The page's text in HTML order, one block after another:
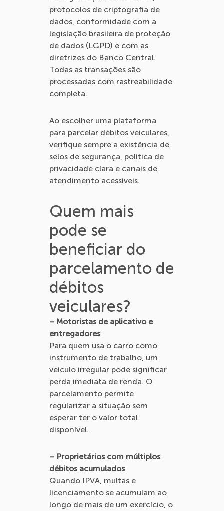
protocolos de criptografia de
dados, conformidade com a
legislação brasileira de proteção
de dados (LGPD) e com as
diretrizes do Banco Central.
Todas as transações são
processadas com rastreabilidade
completa.
Ao escolher uma plataforma
para parcelar débitos veiculares,
verifique sempre a existência de
selos de segurança, política de
privacidade clara e canais de
atendimento acessíveis.
Quem mais
pode se
beneficiar do
parcelamento de
débitos
veiculares?
– Motoristas de aplicativo e
entregadores
Para quem usa o carro como
instrumento de trabalho, um
veículo irregular pode significar
perda imediata de renda. O
parcelamento permite
regularizar a situação sem
esperar ter o valor total
disponível.
– Proprietários com múltiplos
débitos acumulados
Quando IPVA, multas e
licenciamento se acumulam ao
longo de mais de um exercício, o